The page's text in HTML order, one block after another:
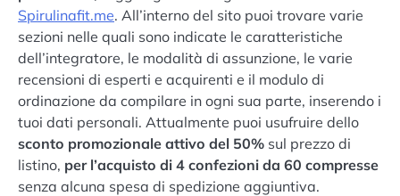
Spirulinafit.me. All’interno del sito puoi trovare varie
sezioni nelle quali sono indicate le caratteristiche
dell’integratore, le modalità di assunzione, le varie
recensioni di esperti e acquirenti e il modulo di
ordinazione da compilare in ogni sua parte, inserendo i
tuoi dati personali. Attualmente puoi usufruire dello
sconto promozionale attivo del 50% sul prezzo di
listino, per l’acquisto di 4 confezioni da 60 compresse
senza alcuna spesa di spedizione aggiuntiva.